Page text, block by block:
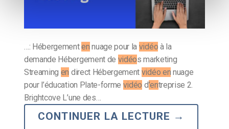
…: Hébergementen nuage pour la vidéo à la
demande Hébergement de vidéos marketing
Streaming en direct Hébergement vidéo en nuage
pour l’éducation Plate-forme vidéo d’entreprise 2.
Brightcove L’une des…
CONTINUER LA LECTURE →